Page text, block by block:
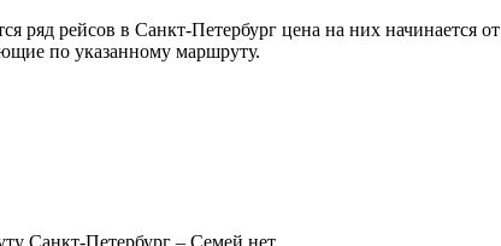
ряд рейсов в Санкт-Петербург цена на них начинается от
по указанному маршруту.
Санкт-Петербург – Семей нет.